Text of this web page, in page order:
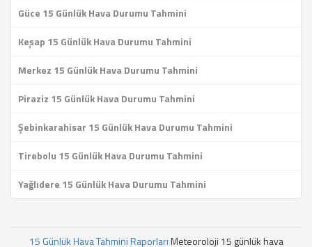
Güce 15 Günlük Hava Durumu Tahmini
Keşap 15 Günlük Hava Durumu Tahmini
Merkez 15 Günlük Hava Durumu Tahmini
Piraziz 15 Günlük Hava Durumu Tahmini
Şebinkarahisar 15 Günlük Hava Durumu Tahmini
Tirebolu 15 Günlük Hava Durumu Tahmini
Yağlıdere 15 Günlük Hava Durumu Tahmini
15 Günlük Hava Tahmini RaporlarıMeteoroloji 15 günlük hava